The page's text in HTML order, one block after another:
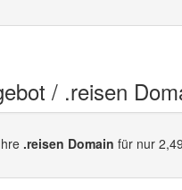
/ .reisen
.reisen Domain für nur